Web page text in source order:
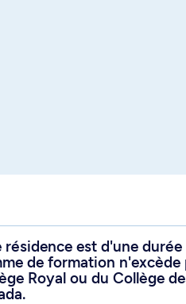
est d'une durée
de formation n'excède
Royal ou du Collège